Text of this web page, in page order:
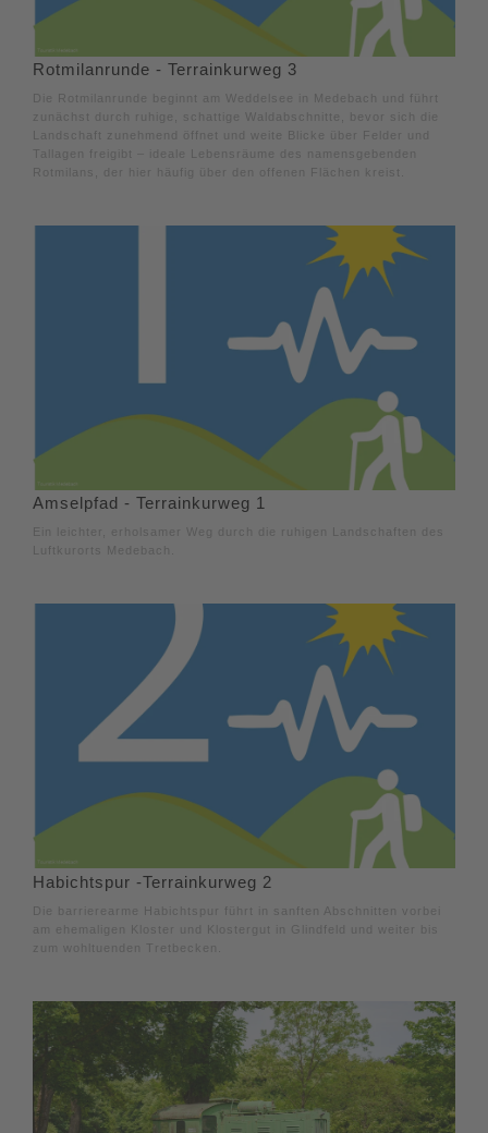
Rotmilanrunde - Terrainkurweg 3
Die Rotmilanrunde beginnt am Weddelsee in Medebach und führt
zunächst durch ruhige, schattige Waldabschnitte, bevor sich die
Landschaft zunehmend öffnet und weite Blicke über Felder und
Tallagen freigibt – ideale Lebensräume des namensgebenden
Rotmilans, der hier häufig über den offenen Flächen kreist.
Amselpfad - Terrainkurweg 1
Ein leichter, erholsamer Weg durch die ruhigen Landschaften des
Luftkurorts Medebach.
Habichtspur -Terrainkurweg 2
Die barrierearme Habichtspur führt in sanften Abschnitten vorbei
am ehemaligen Kloster und Klostergut in Glindfeld und weiter bis
zum wohltuenden Tretbecken.